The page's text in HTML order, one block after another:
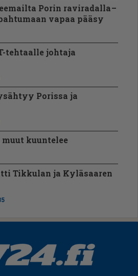
Porin raviradalla –
vapaa pääsy
tehtaalle johtaja
Porissa ja
kuuntelee
Tikkulan ja Kyläsaaren